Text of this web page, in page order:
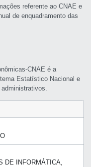
referente ao CNAE e
de enquadramento das
CNAE é a
Estatístico Nacional e
DE INFORMÁTICA,